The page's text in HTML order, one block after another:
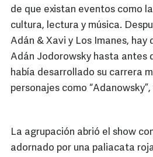
de que existan eventos como
cultura, lectura y música.
Adán & Xavi y Los Imanes, hay
Adán Jodorowsky hasta antes
había desarrollado su carrera
personajes como “Adanowsky”,
La agrupación abrió el show
adornado por una paliacata